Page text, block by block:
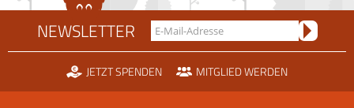
NEWSLETTER
JETZT SPENDEN MITGLIED WERDEN